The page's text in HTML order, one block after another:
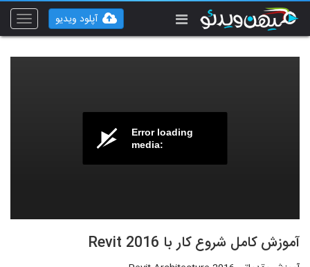
Toggle
آپلود ویدیو
Error loading
media:
آموزش کامل شروع کار با Revit 2016